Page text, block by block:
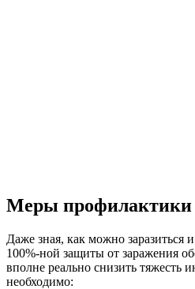
Меры профилактики
Даже зная, как можно заразиться
100%-ной защиты от заражения
вполне реально снизить тяжесть
необходимо: